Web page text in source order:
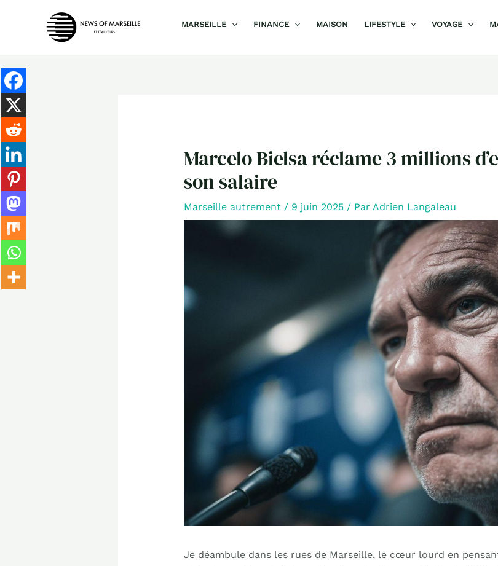
MARSEILLE FINANCE MAISON LIFESTYLE VOYAGE
Marcelo Bielsa réclame 3 millions
son salaire
Marseille autrement/ 9 juin 2025 / Par Adrien Langaleau
Je déambule dans les rues de Marseille, le cœur lourd en